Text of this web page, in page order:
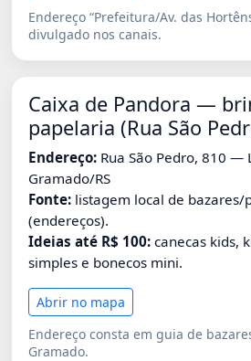
Endereço “Prefeitura/Av. das
divulgado nos canais.
Caixa de Pandora —
papelaria (Rua São
Endereço:Rua São Pedro, 810 —
Gramado/RS
Fonte:listagem local de bazares/
(endereços).
Ideias até R$ 100:canecas kids,
simples e bonecos mini.
Abrir no mapa
Endereço consta em guia de
Gramado.